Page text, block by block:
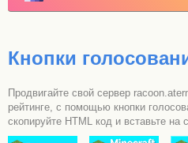
Кнопки
Продвигайте свой сервер
рейтинге, с помощью кнопки
скопируйте HTML код и вставьте на